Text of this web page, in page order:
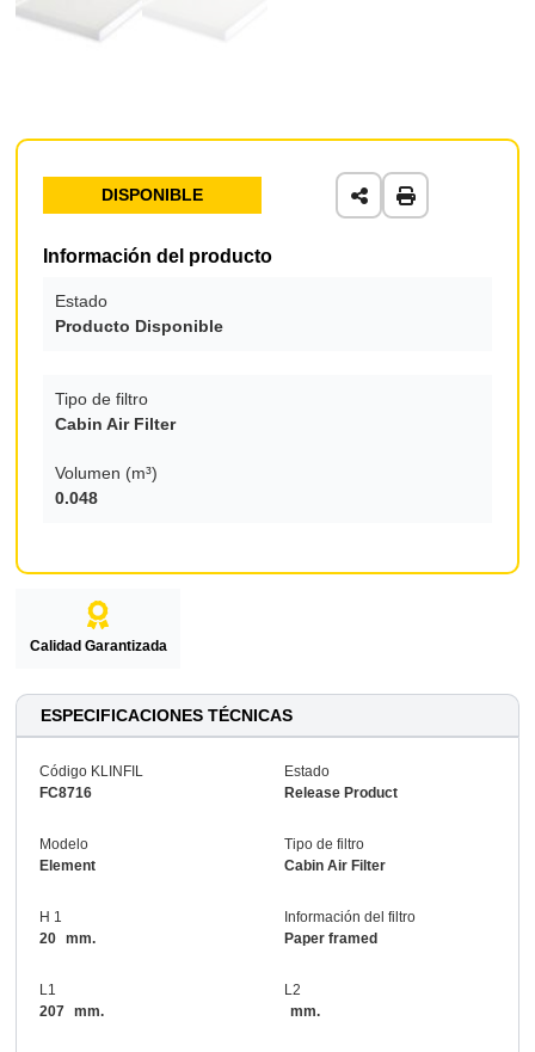
DISPONIBLE
Información del producto
Estado
Producto Disponible
Tipo de filtro
Cabin Air Filter
Volumen (m³)
0.048
Calidad Garantizada
ESPECIFICACIONES TÉCNICAS
Código KLINFIL
FC8716
Estado
Release Product
Modelo
Element
Tipo de filtro
Cabin Air Filter
H 1
20 mm.
Información del filtro
Paper framed
L1
207 mm.
L2
mm.